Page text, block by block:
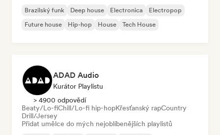
Brazilský funk Deep house Electronica
Electropop
Future house
Hip-hop House Tech House
ADAD Audio
Kurátor Playlistu
> 4900 odpovědí
Beaty/Lo-fiChill/Lo-fi hip-hopKřesťanský rapCountry
Drill/Jersey
Přidat umělce do mých nejoblíbenějších playlistů